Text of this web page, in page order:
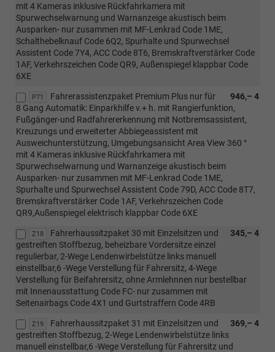
mit 4 Kameras inklusive Rückfahrkamera mit
Spurwechselwarnung und Warnanzeige akustisch beim
Ausparken- nur zusammen mit MF-Lenkrad Code 1ME,
Schalthebelknauf Code 6Q2, Spurhalte und Spurwechsel
Assistent Code 7Y4, ACC Code 8T6, Bremskraftverstärker Code
1AF, Verkehrszeichen Code QR9, Außenspiegel klappbar Code
6XE
P71 946,– 4
Fahrerassistenzpaket Premium Plus nur für
8 Gang Automatik: Einparkhilfe v.+ h. mit Rangierfunktion,
Fußgänger-und Radfahrererkennung mit Notbremsassistent,
Kreuzungs und erweiterter Abbiegeassistent mit
Ausweichunterstützung, Umgebungsansicht Area View 360 °
mit 4 Kameras inklusive Rückfahrkamera mit
Spurwechselwarnung und Warnanzeige akustisch beim
Ausparken- nur zusammen mit MF-Lenkrad Code 1ME,
Spurhalte und Spurwechsel Assistent Code 79D, ACC Code 8T7,
Bremskraftverstärker Code 1AF, Verkehrszeichen Code
QR9,Außenspiegel elektrisch klappbar Code 6XE
Z18 345,– 4
Fahrerhaussitzpaket 30 mit Einzelsitzen und
gestreiften Stoffbezug, beheizbare Vordersitze einzel
regulierbar, 2-Wege Lendenwirbelstütze links manuell
einstellbar,6 -Wege Verstellung für Fahrersitz, 4-Wege
Verstellung für Beifahrersitz, ohne Armlehnnen nur bestellbar
mit Innenausstattung Code FC- nur zusammen mit
Seitenairbags Code 4X1 und Gurtstraffern Code 4RB
Z19 369,– 4
Fahrerhaussitzpaket 31 mit Einzelsitzen und
gestreiften Stoffbezug, 2-Wege Lendenwirbelstütze links
manuell einstellbar,6 -Wege Verstellung für Fahrersitz und